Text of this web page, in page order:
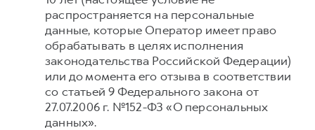
распространяется на персональные
данные, которые Оператор имеет право
обрабатывать в целях исполнения
законодательства Российской Федерации)
или до момента его отзыва в соответствии
со статьей 9 Федерального закона от
27.07.2006 г. №152-ФЗ «О персональных
данных».